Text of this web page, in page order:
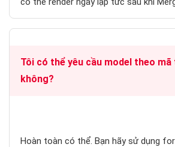
Tôi có thể yêu cầu model theo
không?
Hoàn toàn có thể. Bạn hãy sử dụng